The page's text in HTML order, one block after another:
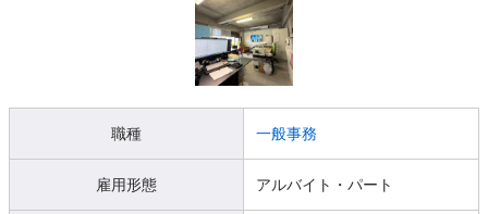
職種 一般事務
雇用形態 アルバイト・パート